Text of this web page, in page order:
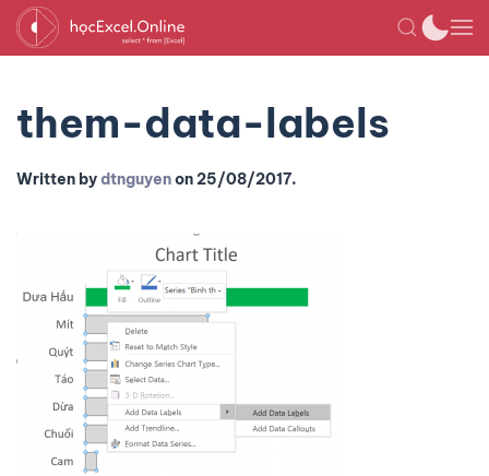
them-data-labels
Written bydtnguyenon25/08/2017.